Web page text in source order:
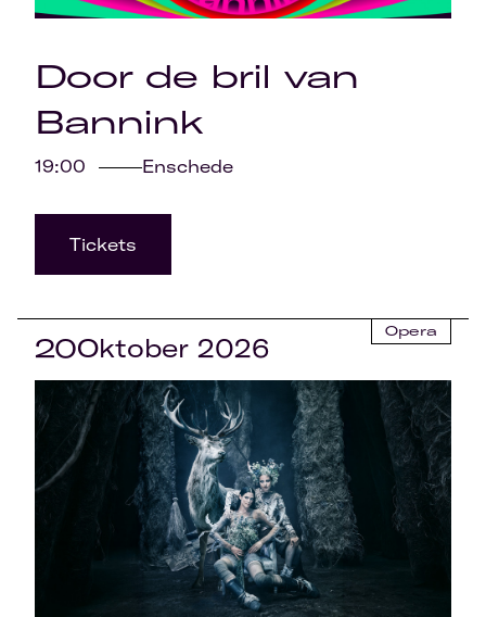
Door de bril van
Bannink
19:00 Enschede
Tickets
20Oktober 2026
Opera